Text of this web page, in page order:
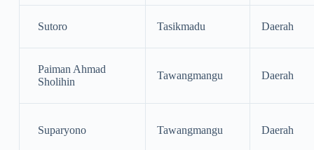
Sutoro Tasikmadu Daerah
Paiman Ahmad
Sholihin
Tawangmangu Daerah
Suparyono Tawangmangu Daerah